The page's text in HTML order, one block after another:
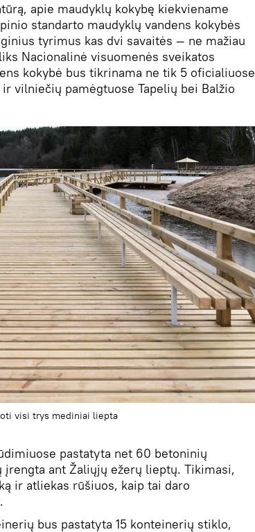
apie maudyklų kokybę kiekviename
standarto maudyklų vandens kokybės
tyrimus kas dvi savaitės — ne mažiau
Nacionalinė visuomenės sveikatos
kokybė bus tikrinama ne tik 5 oficialiuose
vilniečių pamėgtuose Tapelių bei Balžio
visi trys mediniai liepta
pastatyta net 60 betoninių
įrengta ant Žaliųjų ežerų lieptų. Tikimasi,
ir atliekas rūšiuos, kaip tai daro
bus pastatyta 15 konteinerių stiklo,